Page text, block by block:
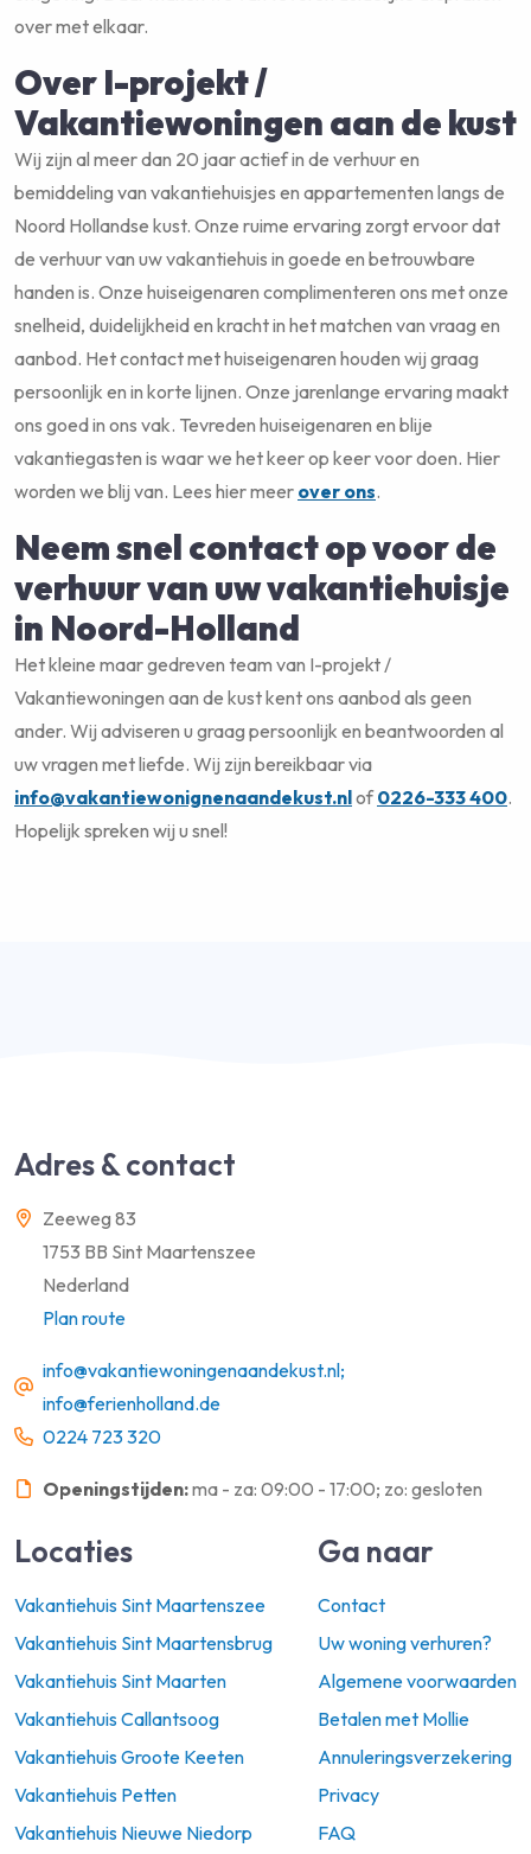
over met elkaar.
Over I-projekt /
Vakantiewoningen aan de kust
Wij zijn al meer dan 20 jaar actief in de verhuur en
bemiddeling van vakantiehuisjes en appartementen langs de
Noord Hollandse kust. Onze ruime ervaring zorgt ervoor dat
de verhuur van uw vakantiehuis in goede en betrouwbare
handen is. Onze huiseigenaren complimenteren ons met onze
snelheid, duidelijkheid en kracht in het matchen van vraag en
aanbod. Het contact met huiseigenaren houden wij graag
persoonlijk en in korte lijnen. Onze jarenlange ervaring maakt
ons goed in ons vak. Tevreden huiseigenaren en blije
vakantiegasten is waar we het keer op keer voor doen. Hier
worden we blij van. Lees hier meer over ons.
Neem snel contact op voor de
verhuur van uw vakantiehuisje
in Noord-Holland
Het kleine maar gedreven team van I-projekt /
Vakantiewoningen aan de kust kent ons aanbod als geen
ander. Wij adviseren u graag persoonlijk en beantwoorden al
uw vragen met liefde. Wij zijn bereikbaar via
info@vakantiewonignenaandekust.nlof0226-333 400.
Hopelijk spreken wij u snel!
Adres & contact
Zeeweg 83
1753 BB Sint Maartenszee
Nederland
Plan route
info@vakantiewoningenaandekust.nl;
info@ferienholland.de
0224 723 320
Openingstijden:ma - za: 09:00 - 17:00; zo: gesloten
Locaties
Vakantiehuis Sint Maartenszee
Vakantiehuis Sint Maartensbrug
Vakantiehuis Sint Maarten
Vakantiehuis Callantsoog
Vakantiehuis Groote Keeten
Vakantiehuis Petten
Vakantiehuis Nieuwe Niedorp
Ga naar
Contact
Uw woning verhuren?
Algemene voorwaarden
Betalen met Mollie
Annuleringsverzekering
Privacy
FAQ